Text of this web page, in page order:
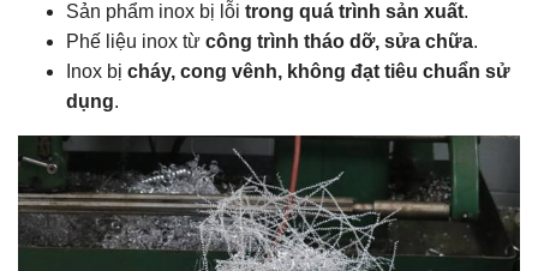
Sản phẩm inox bị lỗi trong quá trình sản xuất.
Phế liệu inox từ công trình tháo dỡ, sửa chữa.
Inox bị cháy, cong vênh, không đạt tiêu chuẩn sử
dụng.